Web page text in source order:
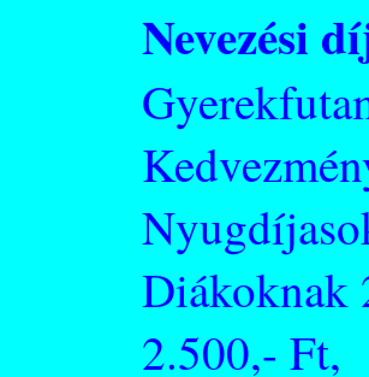
Nevezési
Diákoknak
2.500,- Ft,